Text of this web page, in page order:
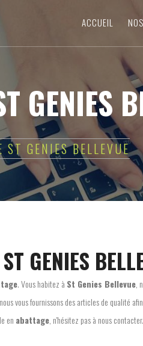
ACCUEIL
GENIES
ST GENIES BELLEVUE
GENIES
. Vous habitez à St Genies Bellevue
vous fournissons des articles de qualité
en abattage, n'hésitez pas à nous